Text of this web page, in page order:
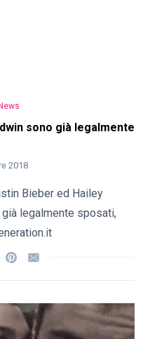
sono già legalmente
2018
Bieber ed Hailey
legalmente sposati,